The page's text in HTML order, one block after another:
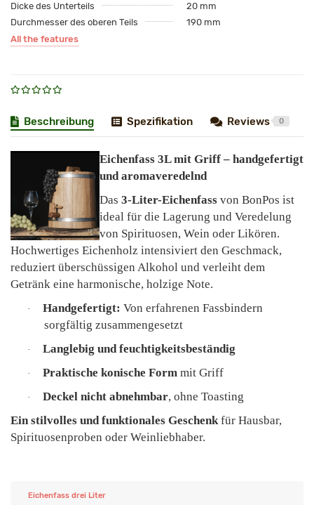
Dicke des Unterteils
20 mm
Durchmesser des oberen Teils
190 mm
All the features
Beschreibung Spezifikation Reviews 0
Eichenfass 3L mit Griff – handgefertigt
und aromaveredelnd
Das 3-Liter-Eichenfassvon BonPos ist
ideal für die Lagerung und Veredelung
von Spirituosen, Wein oder Likören.
Hochwertiges Eichenholz intensiviert den Geschmack,
reduziert überschüssigen Alkohol und verleiht dem
Getränk eine harmonische, holzige Note.
· Handgefertigt: Von erfahrenen Fassbindern
sorgfältig zusammengesetzt
· Langlebig und feuchtigkeitsbeständig
· Praktische konische Form mit Griff
· Deckel nicht abnehmbar, ohne Toasting
Ein stilvolles und funktionales Geschenkfür Hausbar,
Spirituosenproben oder Weinliebhaber.
Eichenfass drei Liter